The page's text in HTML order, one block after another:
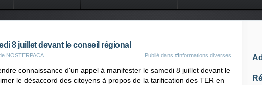
8 juillet devant le conseil régional
NOSTERPACA Publié dans #Informations diverses
connaissance d'un appel à manifester le samedi 8 juillet devant le
le désaccord des citoyens à propos de la tarification des TER en